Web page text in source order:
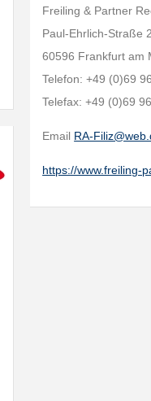
Freiling & Partner
Paul-Ehrlich-Straße
60596 Frankfurt am
Telefon: +49 (0)69
Telefax: +49 (0)69
Email RA-
https://www.freiling-